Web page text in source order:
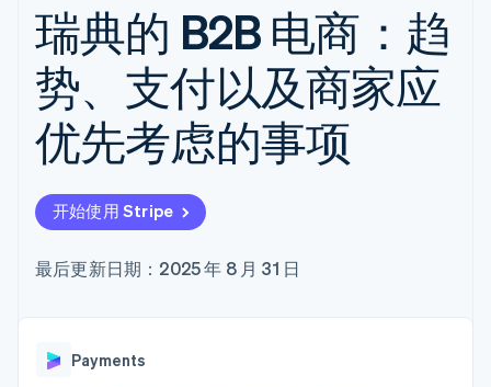
在线支付
Payment links
无代码支付
Checkout
预构建支付界
面
Elements
Payment
methods
接入 125+ 种支
付方式
Terminal
Authorization
支付成功率优
经常性收入
Metronome
按用量计费
Subscriptions
订阅管理
Invoicing
一次性或定期
Tax
销售税和增值
Revenue
Recognition
Stripe Sigma
Global
Payouts
向第三
方打款
Crypto
稳定币
按应用场景
智能体商务
加密货币
电子商务
嵌入式金融
财务自动化
全球化企业
交易市场
库与 SDK
Stripe Apps
指南
接受线上付款
实施预置结账流程
构建平台或交易市场
管理订阅
发行稳定币支持的支付卡
指南
支持
获取支持
托管支持方案
专业服务
公司
瑞典的 B2B 电商：趋
势、支付以及商家应
优先考虑的事项
开始使用 Stripe
最后更新日期：2025 年 8 月 31 日
Payments